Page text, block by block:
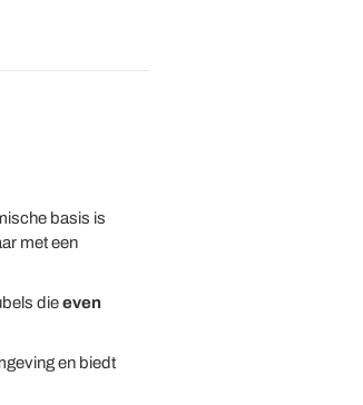
basis is
met een
dieeven
en biedt